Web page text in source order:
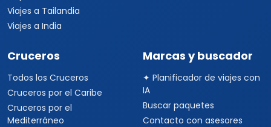
Viajes a Tailandia
Viajes a India
Cruceros
Todos los Cruceros
Cruceros por el Caribe
Cruceros por el
Mediterráneo
Marcas y buscador
✦ Planificador de viajes con
IA
Buscar paquetes
Contacto con asesores